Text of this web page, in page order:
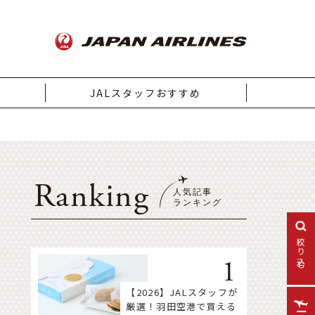
絞り込む
JALスタッフおすすめ
Ranking
【2026】JALスタッフが
厳選！羽田空港で買える